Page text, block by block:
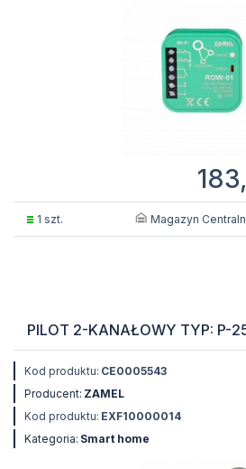
1 szt. Magazyn
PILOT 2-KANAŁOWY TYP: P-
Kod produktu: CE0005543
Producent: ZAMEL
Kod produktu: EXF10000014
Kategoria: Smart home